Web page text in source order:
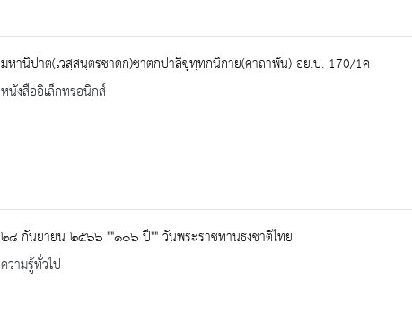
มหานิปาต(เวสฺสนฺตรชาดก)ชาตกปาลิขุทฺทกนิกาย(คาถาพัน) อย.บ. 170/1ค
หนังสืออิเล็กทรอนิกส์
๒๘ กันยายน ๒๕๖๖ ""๑๐๖ ปี"" วันพระราชทานธงชาติไทย
ความรู้ทั่วไป